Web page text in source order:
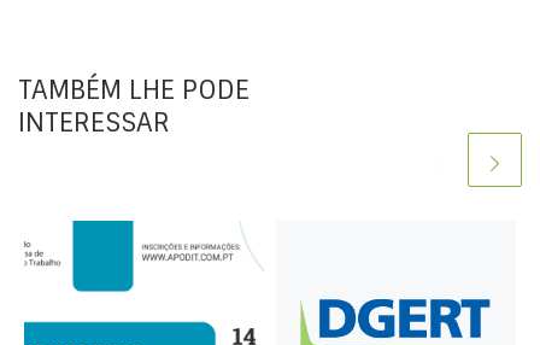
TAMBÉM LHE PODE
INTERESSAR